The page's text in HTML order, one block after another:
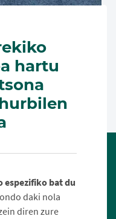
hartu
espezifiko bat du
daki nola
diren zure